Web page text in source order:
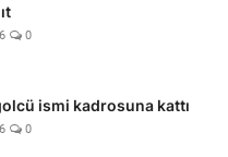
0
ismi kadrosuna kattı
0